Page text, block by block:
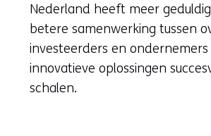
Nederland heeft meer
betere samenwerking tussen
investeerders en ondernemers
innovatieve oplossingen
schalen.